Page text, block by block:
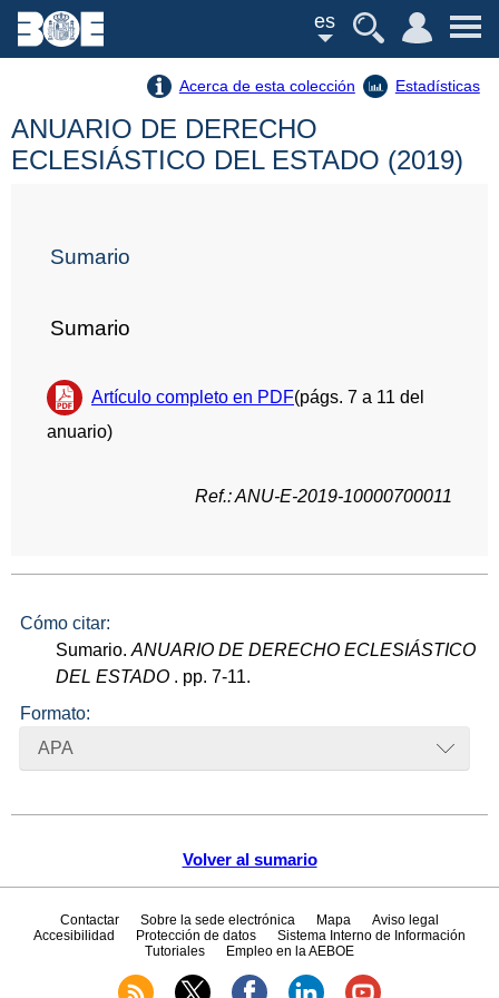
es
Acerca de esta colección Estadísticas
Volver al sumario
ANUARIO DE DERECHO
ECLESIÁSTICO DEL ESTADO (2019)
Sumario
Sumario
Artículo completo en PDF(págs. 7 a 11 del
anuario)
Ref.: ANU-E-2019-10000700011
Cómo citar:
Sumario.ANUARIO DE DERECHO ECLESIÁSTICO
DEL ESTADO . pp. 7-11.
Formato:
APA
Contactar Sobre la sede electrónica Mapa
Aviso legal
Accesibilidad
Protección de datos
Sistema Interno de Información
Tutoriales
Empleo en la AEBOE